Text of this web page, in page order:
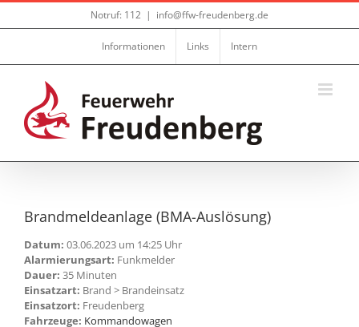
Zum
Notruf: 112 | info@ffw-freudenberg.de
Informationen Links Intern
Brandmeldeanlage (BMA-Auslösung)
Datum: 03.06.2023 um 14:25 Uhr
Alarmierungsart: Funkmelder
Dauer: 35 Minuten
Einsatzart: Brand > Brandeinsatz
Einsatzort: Freudenberg
Fahrzeuge: Kommandowagen